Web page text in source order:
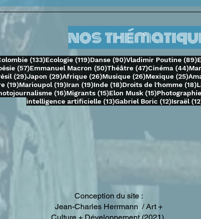
exclusive)
nos
posts (133)133 posts
Ecologie (119)119 posts
Danse (90)90 posts
Vladimir Poutine (89)
posts(57)57 posts
Emmanuel Macron (50)50 posts
Théâtre (47)47 posts
Cinéma (44)44
posts(29)29 posts
Japon (29)29 posts
Afrique (26)26 posts
Musique (26)26 posts
Mexique (25)25
(19)19 posts
Marioupol (19)19 posts
Iran (19)19 posts
Inde (18)18 posts
Droits de l'homme (18)
posts (16)16 posts
Migrants (15)15 posts
Elon Musk (15)15 posts
Photographie
intelligence artificielle (13)13 posts
Gabriel Boric (12)12 posts
Israël
Conception du site :
Jean-Charles Herrmann / Art +